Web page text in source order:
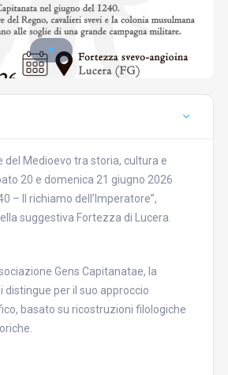
del Medioevo tra storia, cultura e
20 e domenica 21 giugno 2026
– Il richiamo dell’Imperatore”,
suggestiva Fortezza di Lucera.
Gens Capitanatae, la
per il suo approccio
basato su ricostruzioni filologiche